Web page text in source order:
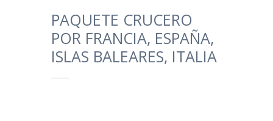
PAQUETE CRUCERO
POR FRANCIA, ESPAÑA,
ISLAS BALEARES, ITALIA